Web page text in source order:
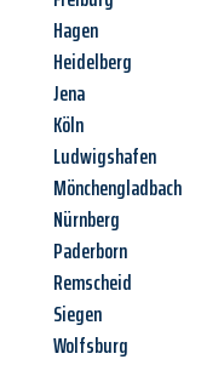
Hagen
Heidelberg
Jena
Köln
Ludwigshafen
Mönchengladbach
Nürnberg
Paderborn
Remscheid
Siegen
Wolfsburg